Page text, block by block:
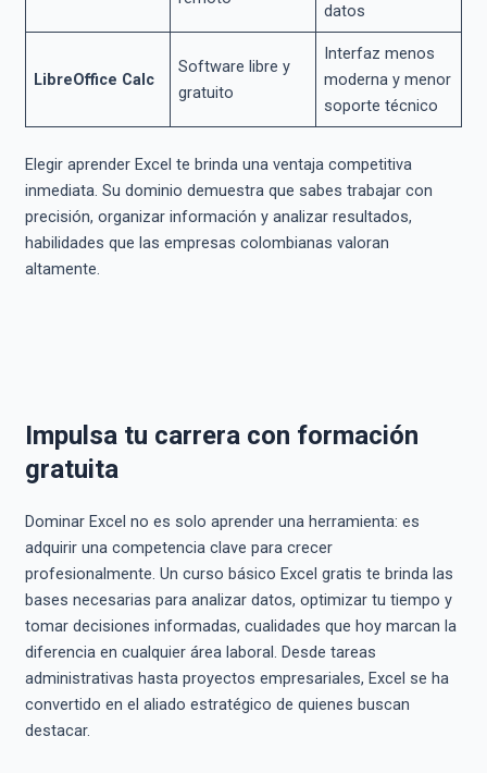
datos
LibreOffice Calc
Software libre y
gratuito
Interfaz menos
moderna y menor
soporte técnico
Elegir aprender Excel te brinda una ventaja competitiva
inmediata. Su dominio demuestra que sabes trabajar con
precisión, organizar información y analizar resultados,
habilidades que las empresas colombianas valoran
altamente.
Impulsa tu carrera con formación
gratuita
Dominar Excel no es solo aprender una herramienta: es
adquirir una competencia clave para crecer
profesionalmente. Un curso básico Excel gratis te brinda las
bases necesarias para analizar datos, optimizar tu tiempo y
tomar decisiones informadas, cualidades que hoy marcan la
diferencia en cualquier área laboral. Desde tareas
administrativas hasta proyectos empresariales, Excel se ha
convertido en el aliado estratégico de quienes buscan
destacar.